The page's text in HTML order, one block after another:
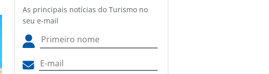
As principais notícias do Turismo no
seu e-mail